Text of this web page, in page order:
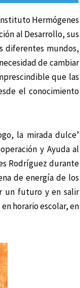
Hermógenes
al Desarrollo, sus
diferentes mundos,
de cambiar
que las
el conocimiento
la mirada dulce’
y Ayuda al
Rodríguez durante
de energía de los
un futuro y en salir
horario escolar, en